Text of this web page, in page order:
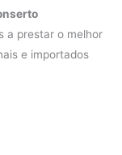
a prestar o melhor
e importados